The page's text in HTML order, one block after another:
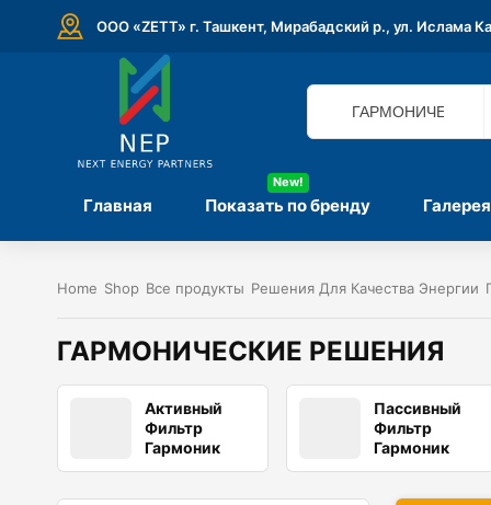
ООО «ZETT» г. Ташкент, Мирабадский р., ул. Ислама
Главная Показать по бренду
New!
Галерея
Home Shop Все продукты Решения Для Качества Энергии
ГАРМОНИЧЕСКИЕ РЕШЕНИЯ
Активный
Фильтр
Гармоник
Пассивный
Фильтр
Гармоник